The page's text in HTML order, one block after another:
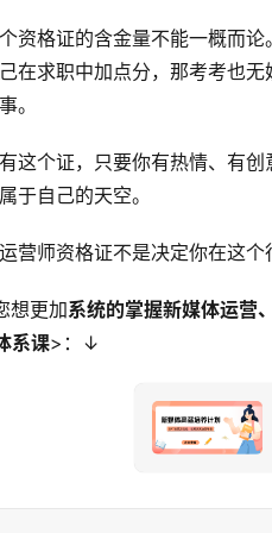
资格证的含金量不能一概而
在求职中加点分，那考考也
。
这个证，只要你有热情、有
于自己的天空。
营师资格证不是决定你在这
想更加系统的掌握新媒体运营
系课>：↓